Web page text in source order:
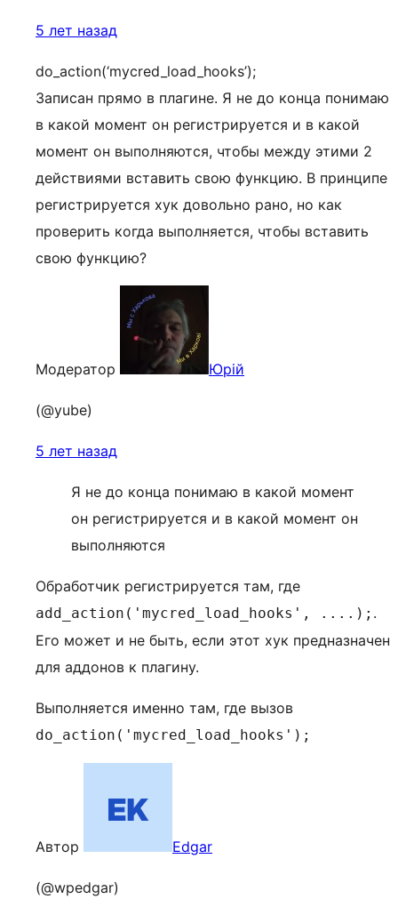
5 лет назад
do_action(‘mycred_load_hooks’);
Записан прямо в плагине. Я не до конца понимаю
в какой момент он регистрируется и в какой
момент он выполняются, чтобы между этими 2
действиями вставить свою функцию. В принципе
регистрируется хук довольно рано, но как
проверить когда выполняется, чтобы вставить
свою функцию?
Модератор Юрій
(@yube)
5 лет назад
Я не до конца понимаю в какой момент
он регистрируется и в какой момент он
выполняются
Обработчик регистрируется там, где
add_action('mycred_load_hooks', ....); .
Его может и не быть, если этот хук предназначен
для аддонов к плагину.
Выполняется именно там, где вызов
do_action('mycred_load_hooks');
Автор Edgar
(@wpedgar)